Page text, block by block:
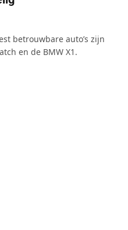
betrouwbare auto’s zijn
en de BMW X1.